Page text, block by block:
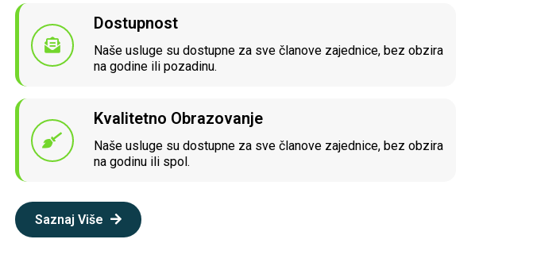
Dostupnost
Naše usluge su dostupne za sve članove zajednice, bez obzira
na godine ili pozadinu.
Kvalitetno Obrazovanje
Naše usluge su dostupne za sve članove zajednice, bez obzira
na godinu ili spol.
Saznaj Više